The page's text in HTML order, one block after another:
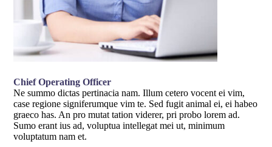
Chief Operating Officer
Ne summo dictas pertinacia nam. Illum cetero vocent ei vim,
case regione signiferumque vim te. Sed fugit animal ei, ei habeo
graeco has. An pro mutat tation viderer, pri probo lorem ad.
Sumo erant ius ad, voluptua intellegat mei ut, minimum
voluptatum nam et.